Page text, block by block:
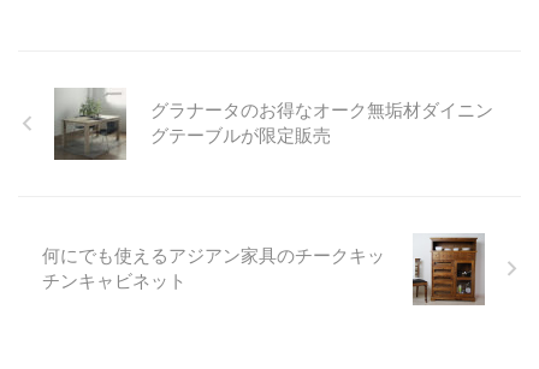
グラナータのお得なオーク無垢材ダイニン
グテーブルが限定販売
何にでも使えるアジアン家具のチークキッ
チンキャビネット